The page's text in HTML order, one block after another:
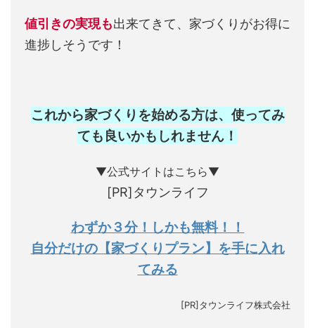
値引きの実現も出来てきて、家づくりがお得に
進捗しそうです！
これから家づくりを始める方は、使ってみ
ても良いかもしれません ！
▼公式サイトはこちら▼
[PR]タウンライフ
わずか３分！しかも無料！！
自分だけの【家づくりプラン】を手に入れ
てみる
[PR]タウンライフ株式会社